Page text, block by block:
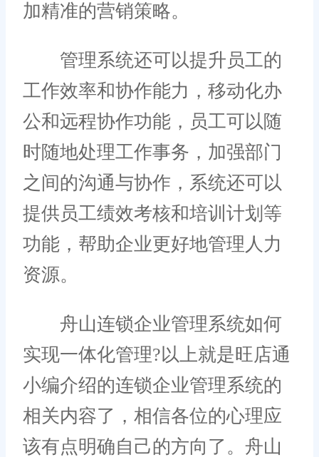
加精准的营销策略。
管理系统还可以提升员工的
工作效率和协作能力，移动化办
公和远程协作功能，员工可以随
时随地处理工作事务，加强部门
之间的沟通与协作，系统还可以
提供员工绩效考核和培训计划等
功能，帮助企业更好地管理人力
资源。
舟山连锁企业管理系统如何
实现一体化管理?以上就是旺店通
小编介绍的连锁企业管理系统的
相关内容了，相信各位的心理应
该有点明确自己的方向了。舟山